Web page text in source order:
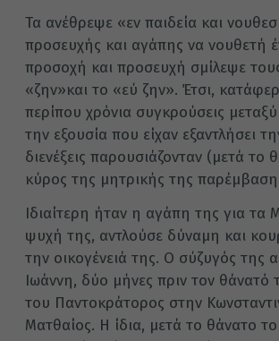
Τα ανέθρεψε «εν παιδεία και
προσευχής και αγάπης να νουθετή
προσοχή και προσευχή σμίλεψε
«ζην»και το «εύ ζην». Έτσι,
περίπου χρόνια συγκρούσεις
την εξουσία που είχαν εξαντλήσει
διενέξεις παρουσιάζονταν (μετά
κύρος της μητρικής της
Ιδιαίτερη ήταν η αγάπη της για τα
ψυχή της, αντλούσε δύναμη και
την οικογένειά της. Ο σύζυγός
Ιωάννη, δύο μήνες πριν τον
του Παντοκράτορος στην
Ματθαίος. Η ίδια, μετά το θάνατο